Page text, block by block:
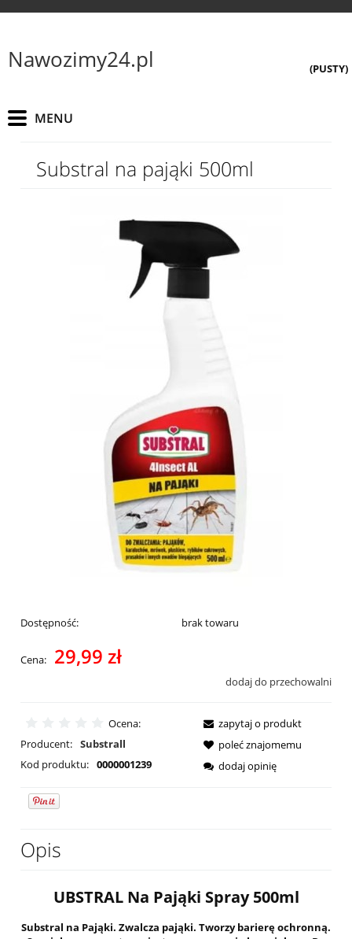
Nawozimy24.pl (PUSTY)
Substral na pająki 500ml
Dostępność: brak towaru
Cena: 29,99 zł
dodaj do przechowalni
Ocena:
Producent: Substrall
Kod produktu: 0000001239
zapytaj o produkt
poleć znajomemu
dodaj opinię
Opis
UBSTRAL Na Pająki Spray 500ml
Substral na Pająki. Zwalcza pająki. Tworzy barierę ochronną.